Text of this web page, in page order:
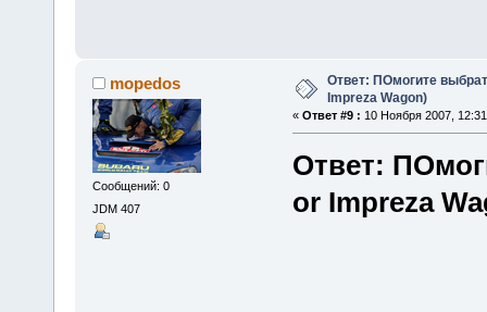
mopedos
Сообщений: 0
JDM 407
Ответ: ПОмогите
Impreza Wagon)
« Ответ #9 : 10 Ноября 2007,
Ответ:
or Impreza